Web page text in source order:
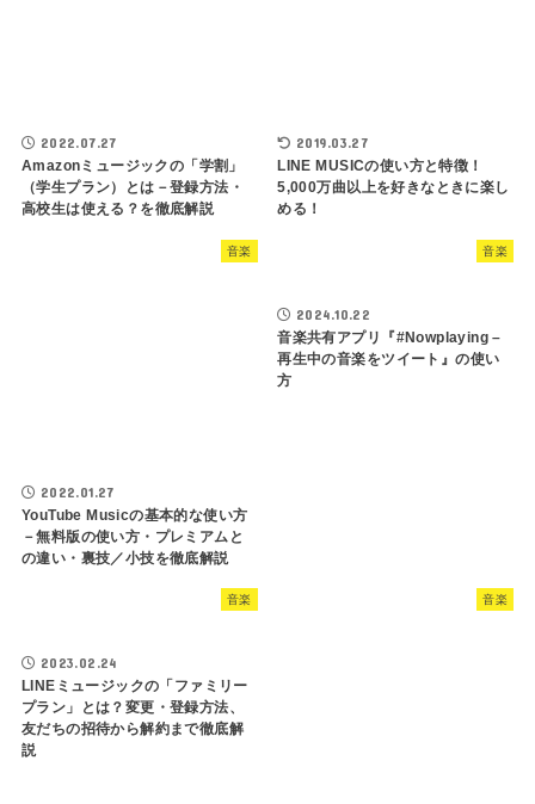
2022.07.27
Amazonミュージックの「学割」
（学生プラン）とは－登録方法・
高校生は使える？を徹底解説
2019.03.27
LINE MUSICの使い方と特徴！
5,000万曲以上を好きなときに楽し
める！
音楽
2022.01.27
YouTube Musicの基本的な使い方
－無料版の使い方・プレミアムと
の違い・裏技／小技を徹底解説
音楽
2024.10.22
音楽共有アプリ『#Nowplaying –
再生中の音楽をツイート』の使い
方
音楽
2023.02.24
LINEミュージックの「ファミリー
プラン」とは？変更・登録方法、
友だちの招待から解約まで徹底解
説
音楽